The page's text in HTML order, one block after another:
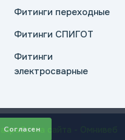
Фитинги переходные
Фитинги СПИГОТ
Фитинги
электросварные
Разработка сайта - Омнивеб
Согласен